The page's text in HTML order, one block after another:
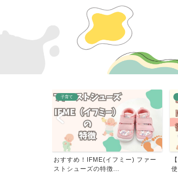
子育て
おすすめ！IFME(イフミー) ファー
ストシューズの特徴...